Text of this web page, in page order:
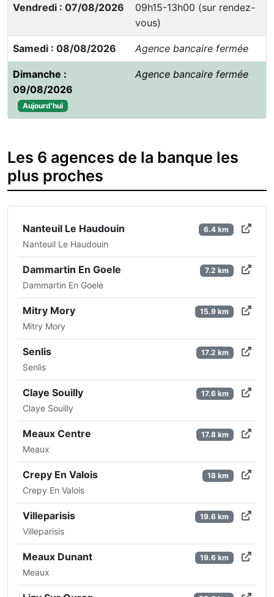
Vendredi : 07/08/2026
09h15-13h00 (sur rendez-
vous)
Samedi : 08/08/2026 Agence bancaire fermée
Dimanche :
09/08/2026
Aujourd'hui
Agence bancaire fermée
Les 6 agences de la banque les
plus proches
Nanteuil Le Haudouin
Nanteuil Le Haudouin
6.4 km
Dammartin En Goele
Dammartin En Goele
7.2 km
Mitry Mory
Mitry Mory
15.9 km
Senlis
Senlis
17.2 km
Claye Souilly
Claye Souilly
17.6 km
Meaux Centre
Meaux
17.8 km
Crepy En Valois
Crepy En Valois
18 km
Villeparisis
Villeparisis
19.6 km
Meaux Dunant
Meaux
19.6 km